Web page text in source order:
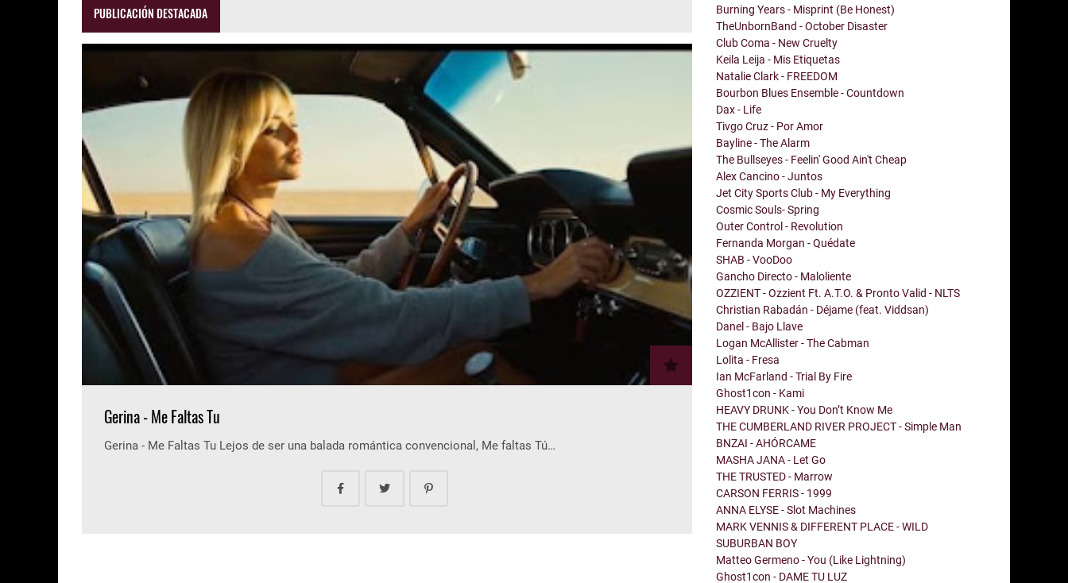
PUBLICACIÓN DESTACADA
Gerina - Me Faltas Tu
Gerina - Me Faltas Tu Lejos de ser una balada romántica convencional, Me faltas Tú…
Burning Years - Misprint (Be Honest)
TheUnbornBand - October Disaster
Club Coma - New Cruelty
Keila Leija - Mis Etiquetas
Natalie Clark - FREEDOM
Bourbon Blues Ensemble - Countdown
Dax - Life
Tivgo Cruz - Por Amor
Bayline - The Alarm
The Bullseyes - Feelin' Good Ain't Cheap
Alex Cancino - Juntos
Jet City Sports Club - My Everything
Cosmic Souls- Spring
Outer Control - Revolution
Fernanda Morgan - Quédate
SHAB - VooDoo
Gancho Directo - Maloliente
OZZIENT - Ozzient Ft. A.T.O. & Pronto Valid - NLTS
Christian Rabadán - Déjame (feat. Viddsan)
Danel - Bajo Llave
Logan McAllister - The Cabman
Lolita - Fresa
Ian McFarland - Trial By Fire
Ghost1con - Kami
HEAVY DRUNK - You Don’t Know Me
THE CUMBERLAND RIVER PROJECT - Simple Man
BNZAI - AHÓRCAME
MASHA JANA - Let Go
THE TRUSTED - Marrow
CARSON FERRIS - 1999
ANNA ELYSE - Slot Machines
MARK VENNIS & DIFFERENT PLACE - WILD
SUBURBAN BOY
Matteo Germeno - You (Like Lightning)
Ghost1con - DAME TU LUZ